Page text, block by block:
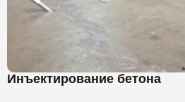
Инъектирование бетона